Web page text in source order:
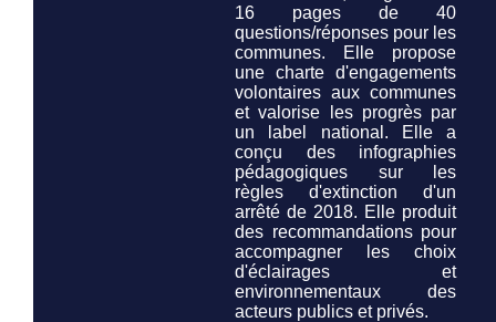
16 pages de 40
questions/réponses pour les
communes. Elle propose
une charte d'engagements
volontaires aux communes
et valorise les progrès par
un label national. Elle a
conçu des infographies
pédagogiques sur les
règles d'extinction d'un
arrêté de 2018. Elle produit
des recommandations pour
accompagner les choix
d'éclairages et
environnementaux des
acteurs publics et privés.